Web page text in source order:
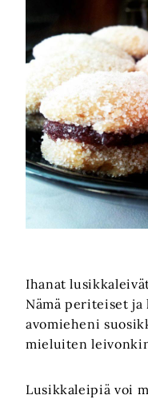
Ihanat
Nämä periteiset
avomieheni
mieluiten
Lusikkaleipiä voi